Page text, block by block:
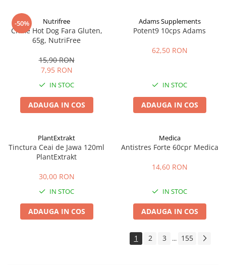
-50% Nutrifree
Chifle Hot Dog Fara Gluten,
65g, NutriFree
15,90 RON
7,95 RON
IN STOC
ADAUGA IN COS
Adams Supplements
Potent9 10cps Adams
62,50 RON
IN STOC
ADAUGA IN COS
PlantExtrakt
Tinctura Ceai de Jawa 120ml
PlantExtrakt
30,00 RON
IN STOC
ADAUGA IN COS
Medica
Antistres Forte 60cpr Medica
14,60 RON
IN STOC
ADAUGA IN COS
1 2 3 ... 155